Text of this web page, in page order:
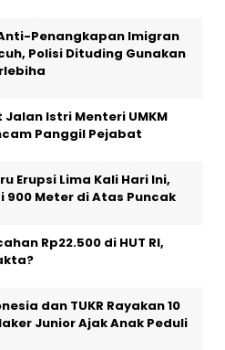
Penangkapan Imigran
Polisi Dituding Gunakan
Istri Menteri UMKM
Panggil Pejabat
Erupsi Lima Kali Hari Ini,
900 Meter di Atas Puncak
Rp22.500 di HUT RI,
dan TUKR Rayakan 10
Junior Ajak Anak Peduli